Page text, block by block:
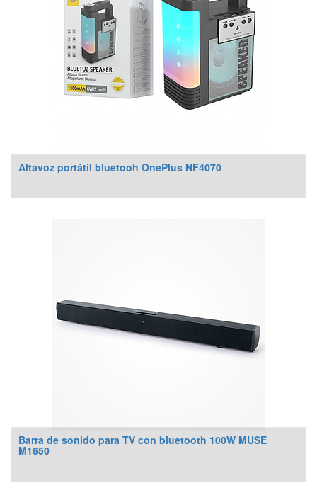
Altavoz portátil bluetooh OnePlus NF4070
Barra de sonido para TV con bluetooth 100W MUSE
M1650